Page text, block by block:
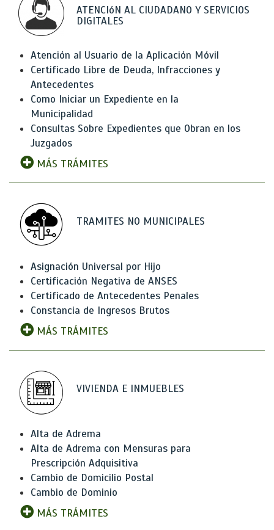
ATENCIóN AL CIUDADANO Y SERVICIOS
DIGITALES
Atención al Usuario de la Aplicación Móvil
Certificado Libre de Deuda, Infracciones y
Antecedentes
Como Iniciar un Expediente en la
Municipalidad
Consultas Sobre Expedientes que Obran en los
Juzgados
MÁS TRÁMITES
TRAMITES NO MUNICIPALES
Asignación Universal por Hijo
Certificación Negativa de ANSES
Certificado de Antecedentes Penales
Constancia de Ingresos Brutos
MÁS TRÁMITES
VIVIENDA E INMUEBLES
Alta de Adrema
Alta de Adrema con Mensuras para
Prescripción Adquisitiva
Cambio de Domicilio Postal
Cambio de Dominio
MÁS TRÁMITES